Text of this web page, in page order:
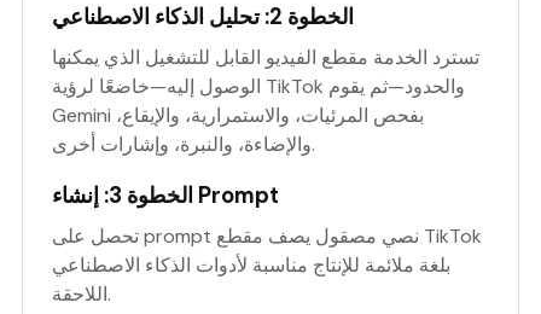
الخطوة 2: تحليل الذكاء الاصطناعي
تسترد الخدمة مقطع الفيديو القابل للتشغيل الذي يمكنها
الوصول إليه—خاضعًا لرؤية TikTok والحدود—ثم يقوم
Gemini بفحص المرئيات، والاستمرارية، والإيقاع،
والإضاءة، والنبرة، وإشارات أخرى.
الخطوة 3: إنشاء Prompt
تحصل على prompt نصي مصقول يصف مقطع TikTok
بلغة ملائمة للإنتاج مناسبة لأدوات الذكاء الاصطناعي
اللاحقة.